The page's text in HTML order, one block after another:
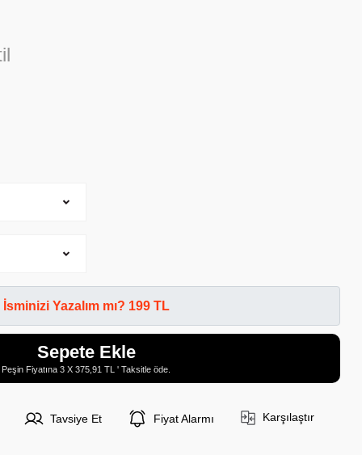
İsminizi Yazalım mı? 199 TL
Sepete Ekle
Peşin Fiyatına 3 X 375,91 TL ' Taksitle öde.
Tavsiye Et Fiyat Alarmı Karşılaştır